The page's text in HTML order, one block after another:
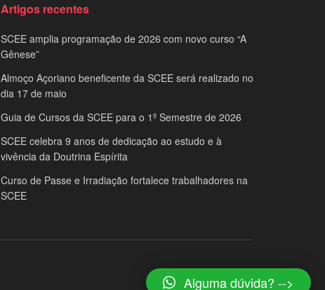
Artigos recentes
SCEE amplia programação de 2026 com novo curso “A
Gênese”
Almoço Açoriano beneficente da SCEE será realizado no
dia 17 de maio
Guia de Cursos da SCEE para o 1º Semestre de 2026
SCEE celebra 9 anos de dedicação ao estudo e à
vivência da Doutrina Espírita
Curso de Passe e Irradiação fortalece trabalhadores na
SCEE
Alguma dúvida? -->